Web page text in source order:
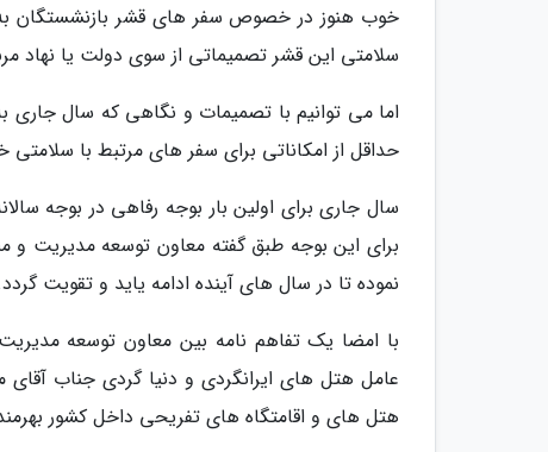
خوب هنوز در خصوص سفر های قشر بازنشستگان
سلامتی این قشر تصمیماتی از سوی دولت یا نهاد
اما می توانیم با تصمیمات و نگاهی که سال جاری
حداقل از امکاناتی برای سفر های مرتبط با سلامتی
سال جاری برای اولین بار بوجه رفاهی در بوجه
برای این بوجه طبق گفته معاون توسعه مدیریت و
نموده تا در سال های آینده ادامه یاید و تقویت
با امضا یک تفاهم نامه بین معاون توسعه
عامل هتل های ایرانگردی و دنیا گردی جناب آقای
هتل های و اقامتگاه های تفریحی داخل کشور